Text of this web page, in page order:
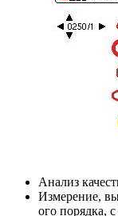
Анализ
Измерение,
ого порядка,